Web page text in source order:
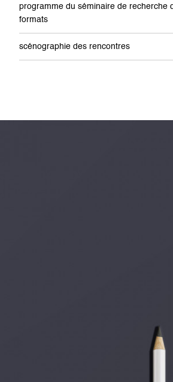
programme du séminaire de recherche
formats
scénographie des rencontres